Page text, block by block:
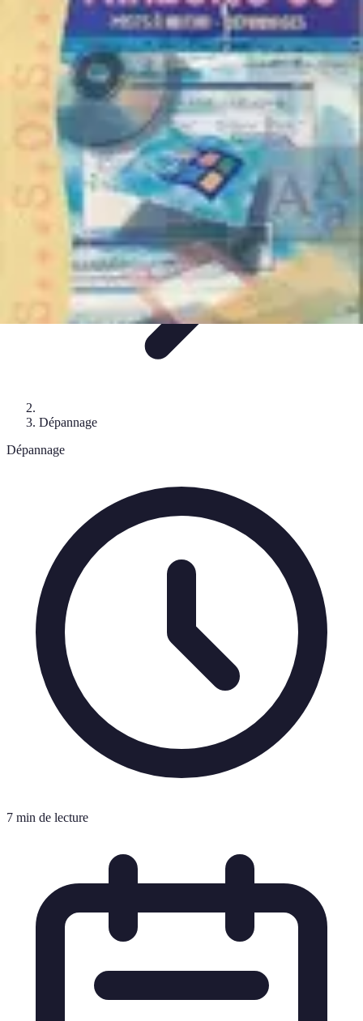
Plomberie Rapide
DépannageOutils et ÉquipementsDépannage et révisionsDépannage
d'urgence
Dépannage plomberie
Plomberie Rapide
Dépannage
Dépannage
7 min de lecture